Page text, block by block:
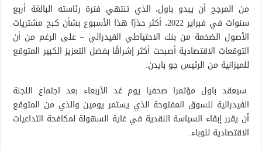
من المرجح أن يبدو باول، الذي تنتهي فترة رئاسته البالغة أربع
سنوات في فبراير 2022، أكثر حذرًا هذا الأسبوع بشأن كبح مشتريات
الأصول الضخمة من بنك الاحتياطي الفيدرالي – على الرغم من أن
التوقعات الاقتصادية أصبحت أكثر إشراقًا بفضل التعزيز الكبير المتوقع
للميزانية من الرئيس جو بايدن.
سيعقد باول مؤتمرا صحفيا يوم غد الأربعاء بعد اجتماع اللجنة
الفيدرالية للسوق المفتوحة الذي يستمر يومين والذي من المتوقع
أن يقرر إبقاء السياسة النقدية في غاية السهولة لمكافحة التداعيات
الاقتصادية للوباء.